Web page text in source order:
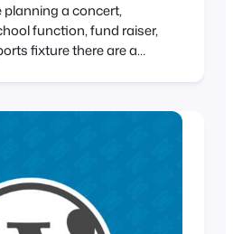
planning a concert,
function, fund raiser,
fixture there are a
hard to identify all these